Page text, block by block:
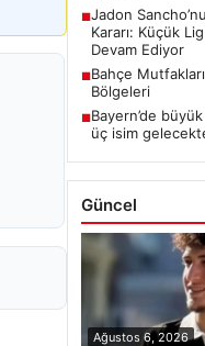
■Jadon
Kararı: Küçük Lig
Devam Ediyor
■Bahçe
Bölgeleri
■Bayern’de
üç isim
Güncel
Ağustos 6, 2026